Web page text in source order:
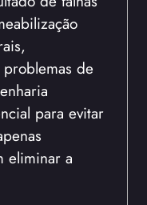
de
para evitar
eliminar a